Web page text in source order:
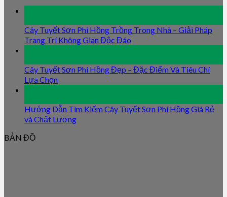
Cây Tuyết Sơn Phi Hồng Trồng Trong Nhà – Giải Pháp
Trang Trí Không Gian Độc Đáo
Cây Tuyết Sơn Phi Hồng Đẹp – Đặc Điểm Và Tiêu Chí
Lựa Chọn
Hướng Dẫn Tìm Kiếm Cây Tuyết Sơn Phi Hồng Giá Rẻ
và Chất Lượng
BẢN ĐỒ